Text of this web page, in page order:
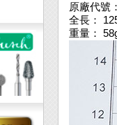
原廠代號
全長：
重量：